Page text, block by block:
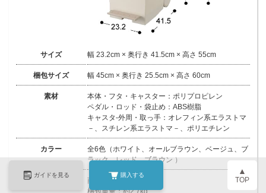
サイズ 幅 23.2cm × 奥行き 41.5cm × 高さ 55cm
梱包サイズ 幅 45cm × 奥行き 25.5cm × 高さ 60cm
素材
本体・フタ・キャスター：ポリプロピレン
ペダル・ロッド・袋止め：ABS樹脂
キャスタ-外周・取っ手：オレフィン系エラストマ
－、スチレン系エラストマ－、ポリエチレン
カラー
全6色（ホワイト、オールブラウン、ベージュ、ブ
ラック、レッド、ブラウン ）
重量
商品重量：約2.1kg
梱包重量：約2.7kg
ガイドを見る 購入する ▲
TOP